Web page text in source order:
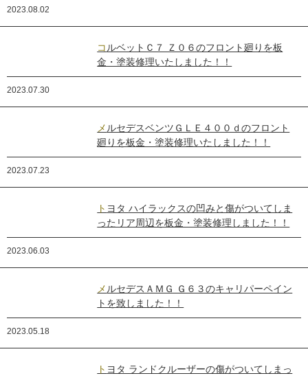
2023.08.02
コルベットＣ７ Ｚ０６のフロント廻りを板
金・塗装修理いたしました！！
2023.07.30
メルセデスベンツＧＬＥ４００ｄのフロント
廻りを板金・塗装修理いたしました！！
2023.07.23
トヨタ ハイラックスの凹みと傷がついてしま
ったリア周辺を板金・塗装修理しました！！
2023.06.03
メルセデスＡＭＧ Ｇ６３のキャリパーペイン
トを致しました！！
2023.05.18
トヨタ ランドクルーザーの傷がついてしまっ